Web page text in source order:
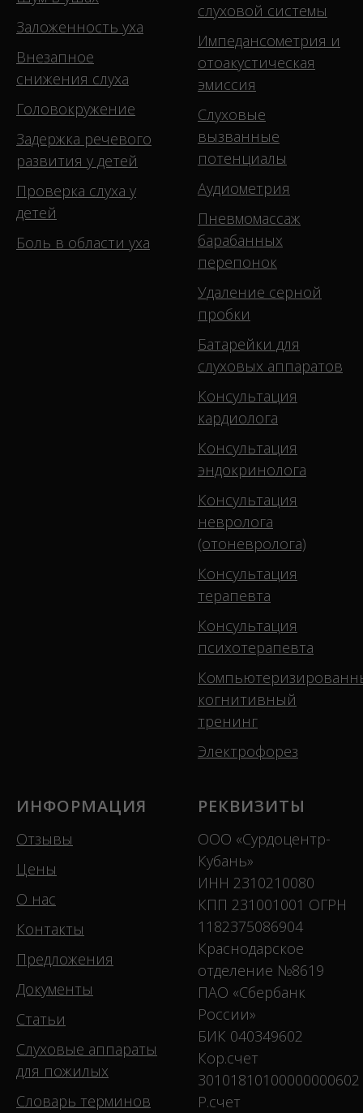
Заложенность уха
Внезапное
снижения слуха
Головокружение
Задержка речевого
развития у детей
Проверка слуха у
детей
Боль в области уха
слуховой системы
Импедансометрия и
отоакустическая
эмиссия
Слуховые
вызванные
потенциалы
Аудиометрия
Пневмомассаж
барабанных
перепонок
Удаление серной
пробки
Батарейки для
слуховых аппаратов
Консультация
кардиолога
Консультация
эндокринолога
Консультация
невролога
(отоневролога)
Консультация
терапевта
Консультация
психотерапевта
когнитивный
тренинг
Электрофорез
ИНФОРМАЦИЯ
Отзывы
Цены
О нас
Контакты
Предложения
Документы
Статьи
Слуховые аппараты
для пожилых
Словарь терминов
РЕКВИЗИТЫ
ООО «Сурдоцентр-
Кубань»
ИНН 2310210080
КПП 231001001 ОГРН
1182375086904
Краснодарское
отделение №8619
ПАО «Сбербанк
России»
БИК 040349602
Кор.счет
30101810100000000602
Р.счет